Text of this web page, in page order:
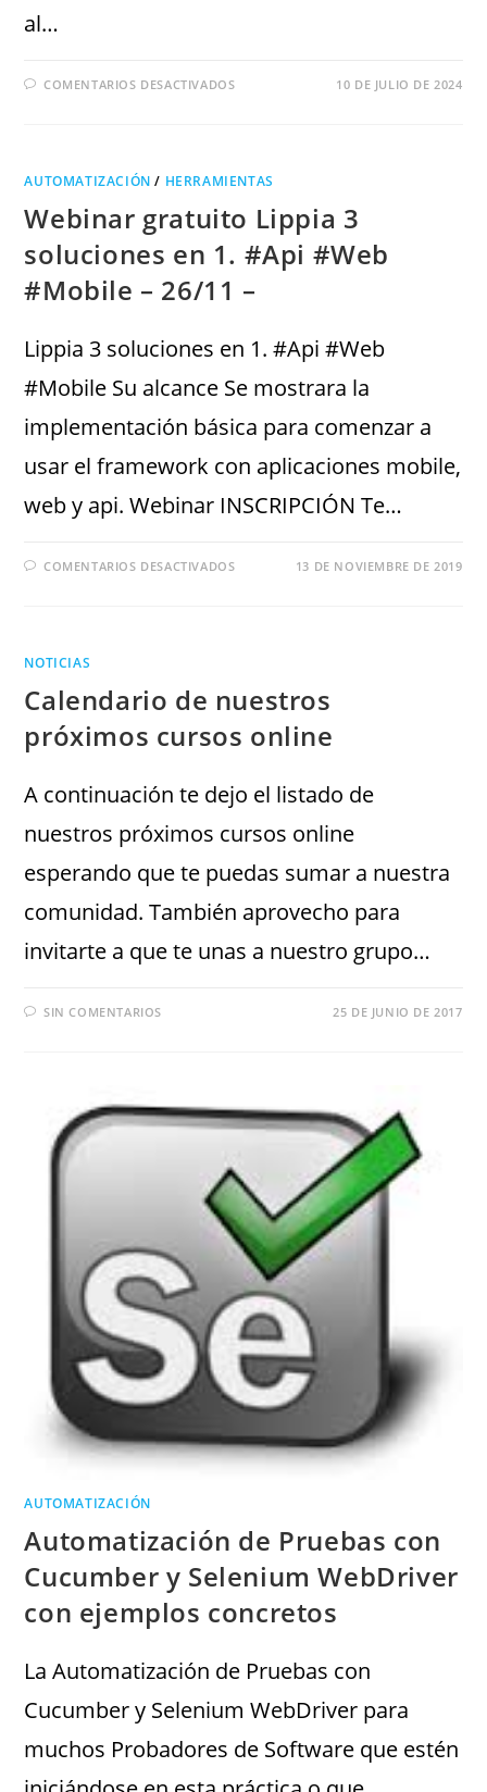
al…
COMENTARIOS DESACTIVADOS 10 DE JULIO DE 2024
AUTOMATIZACIÓN / HERRAMIENTAS
Webinar gratuito Lippia 3
soluciones en 1. #Api #Web
#Mobile – 26/11 –
Lippia 3 soluciones en 1. #Api #Web
#Mobile Su alcance Se mostrara la
implementación básica para comenzar a
usar el framework con aplicaciones mobile,
web y api. Webinar INSCRIPCIÓN Te…
COMENTARIOS DESACTIVADOS 13 DE NOVIEMBRE DE 2019
NOTICIAS
Calendario de nuestros
próximos cursos online
A continuación te dejo el listado de
nuestros próximos cursos online
esperando que te puedas sumar a nuestra
comunidad. También aprovecho para
invitarte a que te unas a nuestro grupo…
SIN COMENTARIOS 25 DE JUNIO DE 2017
AUTOMATIZACIÓN
Automatización de Pruebas con
Cucumber y Selenium WebDriver
con ejemplos concretos
La Automatización de Pruebas con
Cucumber y Selenium WebDriver para
muchos Probadores de Software que estén